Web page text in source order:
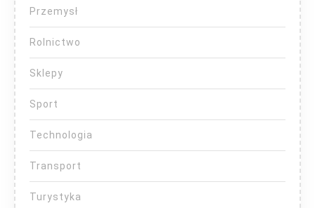
Przemysł
Rolnictwo
Sklepy
Sport
Technologia
Transport
Turystyka